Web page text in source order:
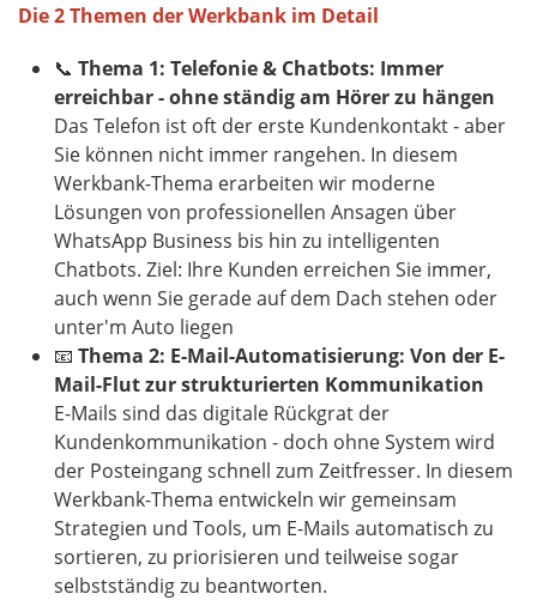
Die 2 Themen der Werkbank im Detail
📞 Thema 1: Telefonie & Chatbots​​​​​​​: Immer
erreichbar - ohne ständig am Hörer zu hängen
Das Telefon ist oft der erste Kundenkontakt - aber
Sie können nicht immer rangehen. In diesem
Werkbank-Thema erarbeiten wir moderne
Lösungen von professionellen Ansagen über
WhatsApp Business bis hin zu intelligenten
Chatbots. Ziel: Ihre Kunden erreichen Sie immer,
auch wenn Sie gerade auf dem Dach stehen oder
unter'm Auto liegen
📧 Thema 2: E-Mail-Automatisierung: Von der E-
Mail-Flut zur strukturierten Kommunikation
E-Mails sind das digitale Rückgrat der
Kundenkommunikation - doch ohne System wird
der Posteingang schnell zum Zeitfresser. In diesem
Werkbank-Thema entwickeln wir gemeinsam
Strategien und Tools, um E-Mails automatisch zu
sortieren, zu priorisieren und teilweise sogar
selbstständig zu beantworten.